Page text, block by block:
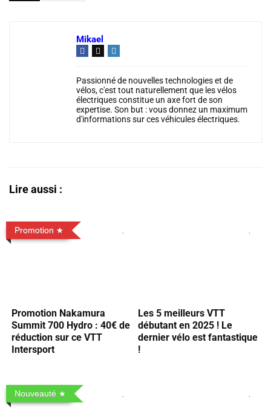
Mikael
Passionné de nouvelles technologies et de
vélos, c'est tout naturellement que les vélos
électriques constitue un axe fort de son
expertise. Son but : vous donnez un maximum
d'informations sur ces véhicules électriques.
Lire aussi :
Promotion
Promotion Nakamura
Summit 700 Hydro : 40€ de
réduction sur ce VTT
Intersport
Les 5 meilleurs VTT
débutant en 2025 ! Le
dernier vélo est fantastique
!
Nouveauté